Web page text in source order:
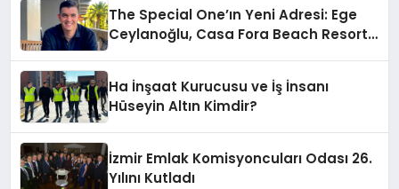
The Special One’ın Yeni Adresi: Ege
Ceylanoğlu, Casa Fora Beach Resort
Ha İnşaat Kurucusu ve İş İnsanı
Hüseyin Altın Kimdir?
İzmir Emlak Komisyoncuları Odası 26.
Yılını Kutladı